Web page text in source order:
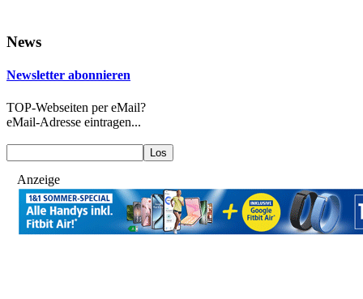
News
Newsletter abonnieren
TOP-Webseiten per eMail?
eMail-Adresse eintragen...
Anzeige